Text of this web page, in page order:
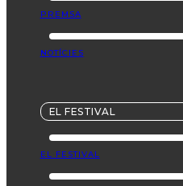
PREMSA
NOTÍCIES
EL FESTIVAL
EL FESTIVAL